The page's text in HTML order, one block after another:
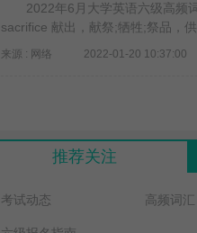
2022年6月大学英语六级高
sacrifice 献出，献祭;牺牲;祭品，供
来源 : 网络 2022-01-20 10:37:00
推荐关注
考试动态 高频词汇